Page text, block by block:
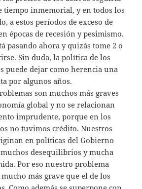
tiempo inmemorial, y en todos los
a estos períodos de exceso de
épocas de recesión y pesimismo.
pasando ahora y quizás tome 2 o
Sin duda, la política de los
puede dejar como herencia una
por algunos años.
son muchos más graves
global y no se relacionan
imprudente, porque en los
no tuvimos crédito. Nuestros
en políticas del Gobierno
desequilibrios y mucha
Por eso nuestro problema
más grave que el de los